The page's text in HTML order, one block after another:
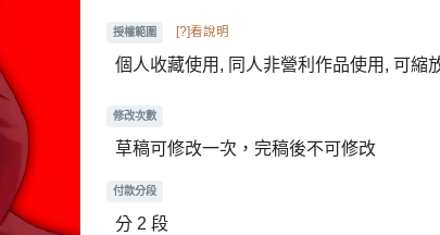
授權範圍 [?]看說明
個人收藏使用, 同人非營利作品使用, 可縮
修改次數
草稿可修改一次，完稿後不可修改
付款分段
分 2 段